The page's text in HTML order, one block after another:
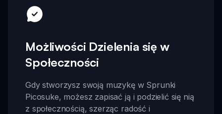
Możliwości Dzielenia się w
Społeczności
Gdy stworzysz swoją muzykę w Sprunki
Picosuke, możesz zapisać ją i podzielić się nią
z społecznością, szerząc radość i